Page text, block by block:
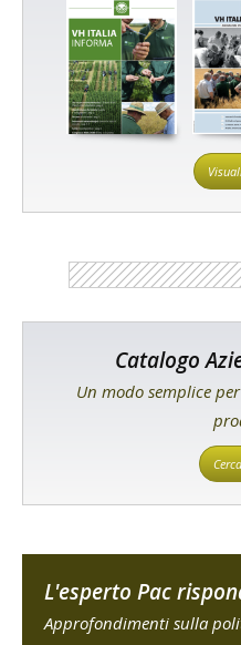
Catalogo
Un modo semplice
L'esperto Pac
Approfondimenti sulla